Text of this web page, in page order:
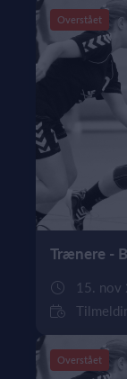
Overstået
Trænere -
15. nov
Overstået